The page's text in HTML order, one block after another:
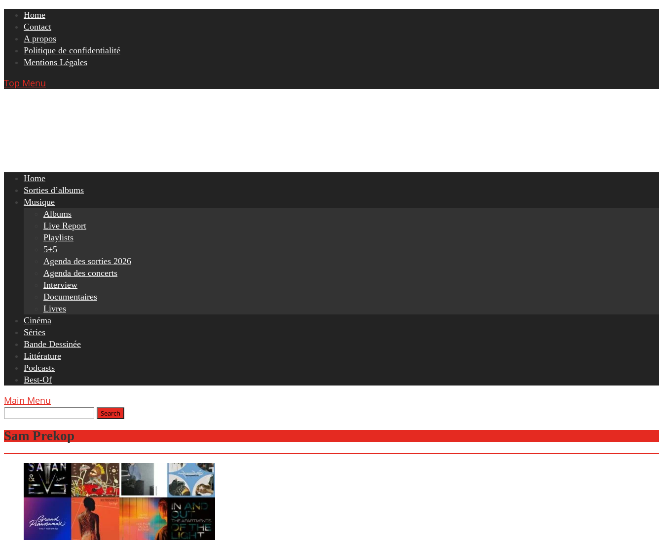
Skip
content
Home
Contact
A propos
Politique de confidentialité
Mentions Légales
Top Menu
Home
Sorties d’albums
Musique
Albums
Live Report
Playlists
5+5
Agenda des sorties 2026
Agenda des concerts
Interview
Documentaires
Livres
Cinéma
Séries
Bande Dessinée
Littérature
Podcasts
Best-Of
Main Menu
Sam Prekop